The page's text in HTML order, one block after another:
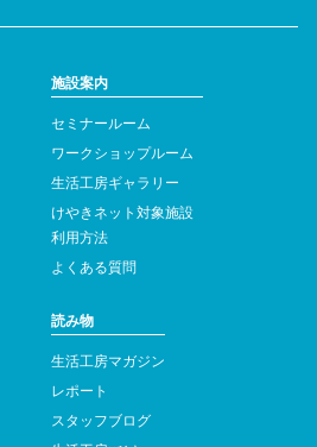
施設案内
セミナールーム
ワークショップルーム
生活工房ギャラリー
けやきネット対象施設
利用方法
よくある質問
読み物
生活工房マガジン
レポート
スタッフブログ